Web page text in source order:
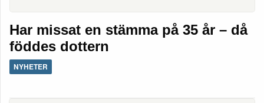
Har missat en stämma på 35 år – då
föddes dottern
NYHETER